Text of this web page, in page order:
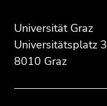
Seitenbereichs:
Zusatzinformationen:
Universität Graz
Universitätsplatz 3
8010 Graz
Seitenbereichs.
Übersicht
Seitenbereiche
Seitenbereichs.
Übersicht
Seitenbereiche